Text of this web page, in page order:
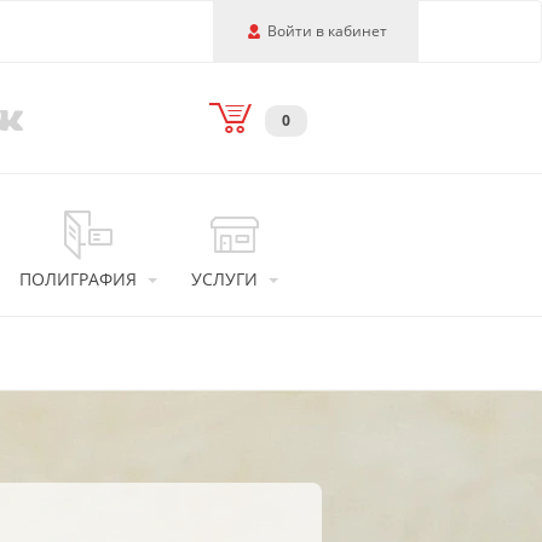
Войти в кабинет
0
ПОЛИГРАФИЯ УСЛУГИ